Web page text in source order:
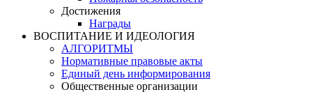
Достижения
Награды
ВОСПИТАНИЕ И ИДЕОЛОГИЯ
АЛГОРИТМЫ
Нормативные правовые акты
Единый день информирования
Общественные организации